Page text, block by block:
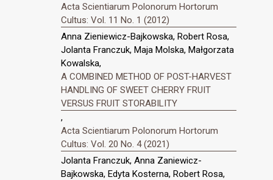
Acta Scientiarum Polonorum Hortorum
Cultus: Vol. 11 No. 1 (2012)
Anna Zieniewicz-Bajkowska, Robert Rosa,
Jolanta Franczuk, Maja Molska, Małgorzata
Kowalska,
A COMBINED METHOD OF POST-HARVEST
HANDLING OF SWEET CHERRY FRUIT
VERSUS FRUIT STORABILITY
,
Acta Scientiarum Polonorum Hortorum
Cultus: Vol. 20 No. 4 (2021)
Jolanta Franczuk, Anna Zaniewicz-
Bajkowska, Edyta Kosterna, Robert Rosa,